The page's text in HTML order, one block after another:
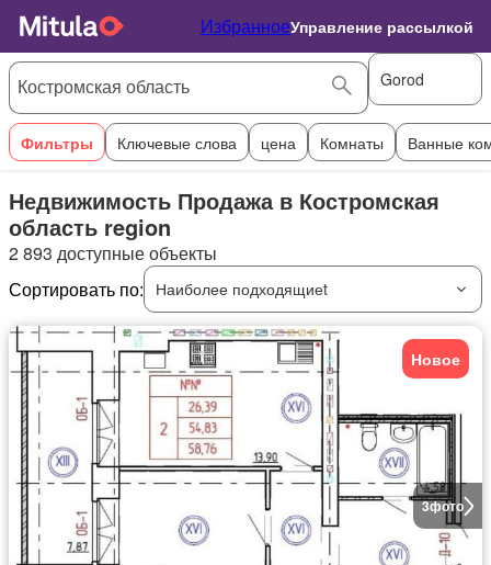
ИзбранноеУправление рассылкой
Gorod
Фильтры Ключевые слова цена Комнаты Ванные
Недвижимость Продажа в Костромская
область region
2 893 доступные объекты
Сортировать по:
Наиболее подходящиеt
3фото
Новое